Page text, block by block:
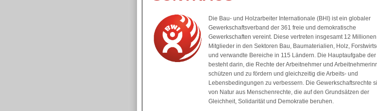
Die Bau- und Holzarbeiter Internationale (BHI) ist ein globaler
Gewerkschaftsverband der 361 freie und demokratische
Gewerkschaften vereint. Diese vertreten insgesamt 12 Millionen
Mitglieder in den Sektoren Bau, Baumaterialien, Holz,
und verwandte Bereiche in 115 Ländern. Die Hauptaufgabe der
besteht darin, die Rechte der Arbeitnehmer und
schützen und zu fördern und gleichzeitig die Arbeits- und
Lebensbedingungen zu verbessern. Die Gewerkschaftsrechte
von Natur aus Menschenrechte, die auf den Grundsätzen der
Gleichheit, Solidarität und Demokratie beruhen.